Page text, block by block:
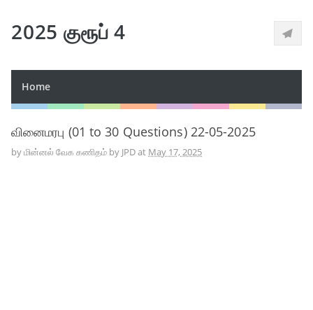
2025 குரூப் 4
Home
வினைமரபு (01 to 30 Questions) 22-05-2025
byமின்னல் வேக கணிதம் by JPDat May 17, 2025